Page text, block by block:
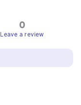
0
Leave a review